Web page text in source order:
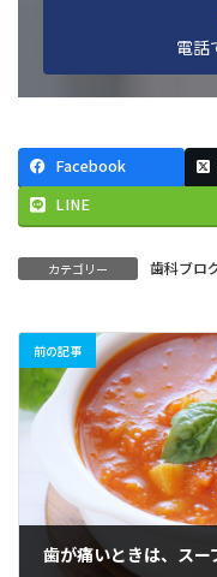
電話
Facebook
LINE
カテゴリー 歯科ブロ
前の記事
歯が痛いときは、スー